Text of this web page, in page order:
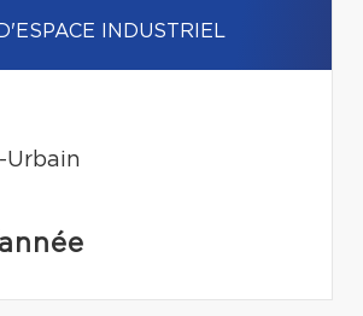
INDUSTRIEL
Urbain